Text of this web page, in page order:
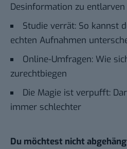
Desinformation zu entlarven
Studie verrät: So kannst
echten Aufnahmen
Online-Umfragen: Wie
zurechtbiegen
Die Magie ist verpufft:
immer schlechter
Du möchtest nicht